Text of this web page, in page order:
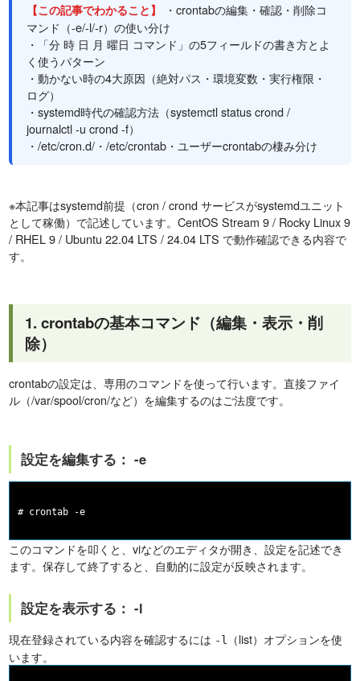
【この記事でわかること】
・crontabの編集・確認・削除コ
マンド（-e/-l/-r）の使い分け
・「分 時 日 月 曜日 コマンド」の5フィールドの書き方とよ
く使うパターン
・動かない時の4大原因（絶対パス・環境変数・実行権限・
ログ）
・systemd時代の確認方法（systemctl status crond /
journalctl -u crond -f）
・/etc/cron.d/・/etc/crontab・ユーザーcrontabの棲み分け
※本記事はsystemd前提（cron / crond サービスがsystemdユニット
として稼働）で記述しています。CentOS Stream 9 / Rocky Linux 9
/ RHEL 9 / Ubuntu 22.04 LTS / 24.04 LTS で動作確認できる内容で
す。
1. crontabの基本コマンド（編集・表示・削
除）
crontabの設定は、専用のコマンドを使って行います。直接ファイ
ル（/var/spool/cron/など）を編集するのはご法度です。
設定を編集する： -e
このコマンドを叩くと、viなどのエディタが開き、設定を記述でき
ます。保存して終了すると、自動的に設定が反映されます。
設定を表示する： -l
現在登録されている内容を確認するには -l
（list）オプションを使
います。